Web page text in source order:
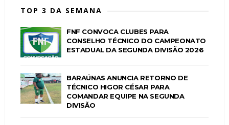
TOP 3 DA SEMANA
FNF CONVOCA CLUBES PARA
CONSELHO TÉCNICO DO CAMPEONATO
ESTADUAL DA SEGUNDA DIVISÃO 2026
BARAÚNAS ANUNCIA RETORNO DE
TÉCNICO HIGOR CÉSAR PARA
COMANDAR EQUIPE NA SEGUNDA
DIVISÃO